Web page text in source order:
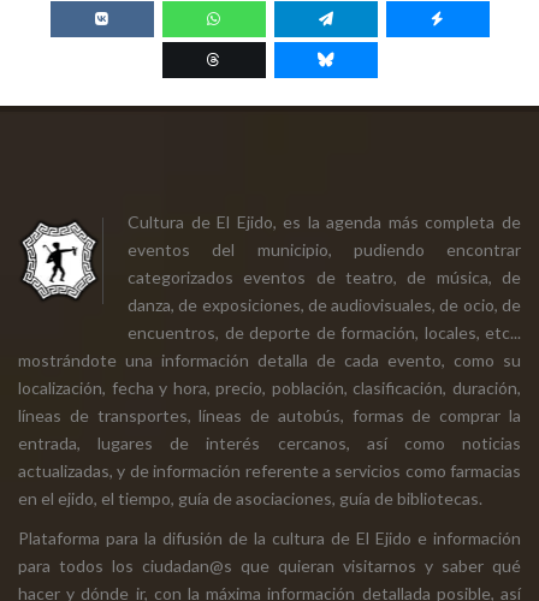
Cultura de El Ejido, es la agenda más completa de
eventos del municipio, pudiendo encontrar
categorizados eventos de teatro, de música, de
danza, de exposiciones, de audiovisuales, de ocio, de
encuentros, de deporte de formación, locales, etc...
mostrándote una información detalla de cada evento, como su
localización, fecha y hora, precio, población, clasificación, duración,
líneas de transportes, líneas de autobús, formas de comprar la
entrada, lugares de interés cercanos, así como noticias
actualizadas, y de información referente a servicios como farmacias
en el ejido, el tiempo, guía de asociaciones, guía de bibliotecas.
Plataforma para la difusión de la cultura de El Ejido e información
para todos los ciudadan@s que quieran visitarnos y saber qué
hacer y dónde ir, con la máxima información detallada posible, así